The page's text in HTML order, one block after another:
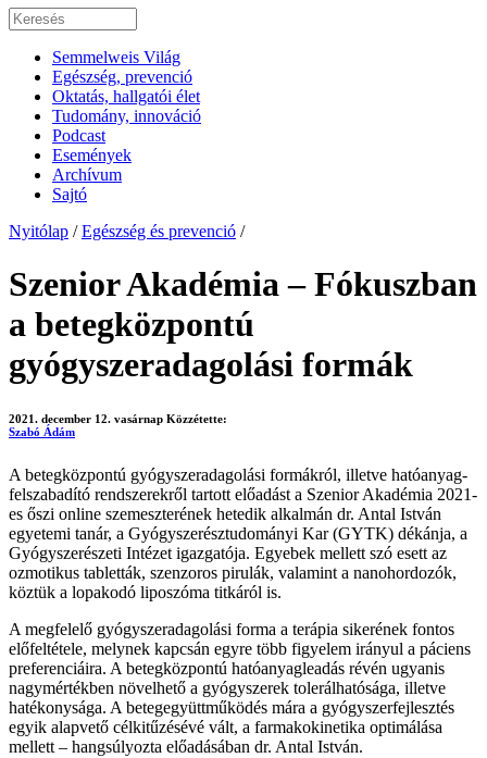
Semmelweis Világ
Egészség, prevenció
Oktatás, hallgatói élet
Tudomány, innováció
Podcast
Események
Archívum
Sajtó
Nyitólap / Egészség és prevenció /
Szenior Akadémia – Fókuszban
a betegközpontú
gyógyszeradagolási formák
2021. december 12. vasárnap Közzétette:
Szabó Ádám
A betegközpontú gyógyszeradagolási formákról, illetve hatóanyag-
felszabadító rendszerekről tartott előadást a Szenior Akadémia 2021-
es őszi online szemeszterének hetedik alkalmán dr. Antal István
egyetemi tanár, a Gyógyszerésztudományi Kar (GYTK) dékánja, a
Gyógyszerészeti Intézet igazgatója. Egyebek mellett szó esett az
ozmotikus tabletták, szenzoros pirulák, valamint a nanohordozók,
köztük a lopakodó liposzóma titkáról is.
A megfelelő gyógyszeradagolási forma a terápia sikerének fontos
előfeltétele, melynek kapcsán egyre több figyelem irányul a páciens
preferenciáira. A betegközpontú hatóanyagleadás révén ugyanis
nagymértékben növelhető a gyógyszerek tolerálhatósága, illetve
hatékonysága. A betegegyüttműködés mára a gyógyszerfejlesztés
egyik alapvető célkitűzésévé vált, a farmakokinetika optimálása
mellett – hangsúlyozta előadásában dr. Antal István.